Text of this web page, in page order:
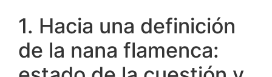
1. Hacia una definición
de la nana flamenca: